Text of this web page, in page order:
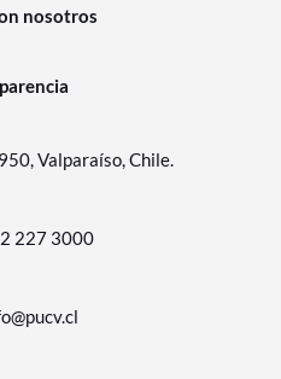
nosotros
Valparaíso, Chile.
227 3000